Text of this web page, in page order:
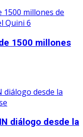
1500 millones
diálogo desde la